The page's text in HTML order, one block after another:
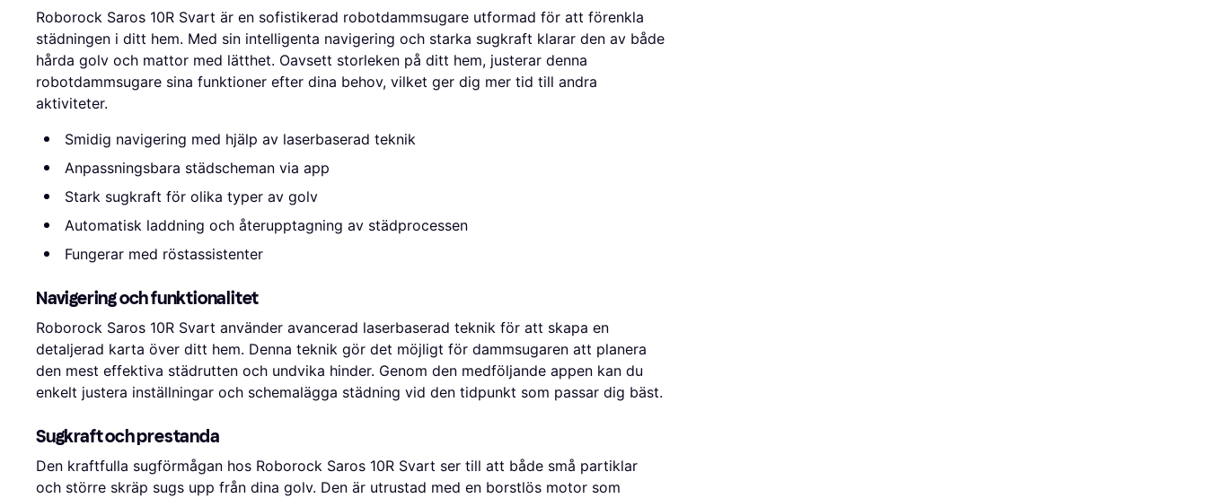
Roborock Saros 10R Svart är en sofistikerad robotdammsugare utformad för att förenkla
städningen i ditt hem. Med sin intelligenta navigering och starka sugkraft klarar den av både
hårda golv och mattor med lätthet. Oavsett storleken på ditt hem, justerar denna
robotdammsugare sina funktioner efter dina behov, vilket ger dig mer tid till andra
aktiviteter.
Smidig navigering med hjälp av laserbaserad teknik
Anpassningsbara städscheman via app
Stark sugkraft för olika typer av golv
Automatisk laddning och återupptagning av städprocessen
Fungerar med röstassistenter
Navigering och funktionalitet
Roborock Saros 10R Svart använder avancerad laserbaserad teknik för att skapa en
detaljerad karta över ditt hem. Denna teknik gör det möjligt för dammsugaren att planera
den mest effektiva städrutten och undvika hinder. Genom den medföljande appen kan du
enkelt justera inställningar och schemalägga städning vid den tidpunkt som passar dig bäst.
Sugkraft och prestanda
Den kraftfulla sugförmågan hos Roborock Saros 10R Svart ser till att både små partiklar
och större skräp sugs upp från dina golv. Den är utrustad med en borstlös motor som